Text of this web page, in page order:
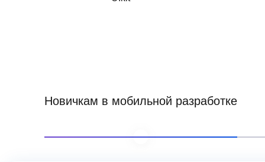
Новичкам в мобильной разработке